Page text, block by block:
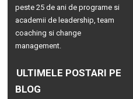
peste 25 de ani de programe si
academii de leadership, team
coaching si change
management.
ULTIMELE POSTARI PE
BLOG